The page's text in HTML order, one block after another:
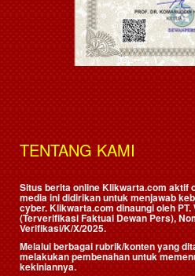
TENTANG KAMI
Situs berita online Klikwarta.com aktif
media ini didirikan untuk menjawab
cyber. Klikwarta.com dinaungi oleh
(Terverifikasi Faktual Dewan Pers),
Verifikasi/K/X/2025.
Melalui berbagai rubrik/konten yang
melakukan pembenahan untuk
kekiniannya.